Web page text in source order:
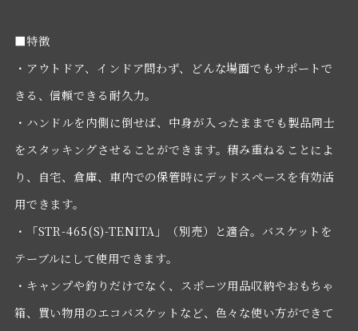
■特徴
・アウトドア、インドア問わず、どんな場面でもサポートで
きる、信頼できる耐久力。
・ハンドルを内側に倒せば、中身が入ったままでも製品同士
をスタッキングさせることができます。積み重ねることによ
り、自宅、倉庫、車内での保管時にデッドスペースを有効活
用できます。
・「STR-465(S)-TENITA」（別売）と適合。バスケットを
テーブルにして使用できます。
・キャンプや釣りだけでなく、スポーツ用品収納やおもちゃ
箱、買い物用のエコバスケットなど、色々な使い方ができて